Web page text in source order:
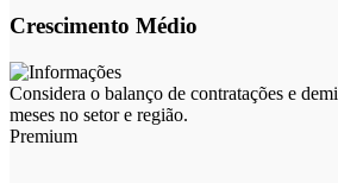
Crescimento Médio
Considera o balanço de contratações e
meses no setor e região.
Premium